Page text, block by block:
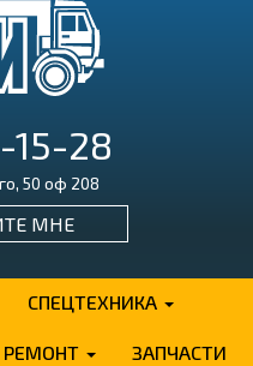
15-28
50 оф 208
МНЕ
СПЕЦТЕХНИКА
РЕМОНТ ЗАПЧАСТИ